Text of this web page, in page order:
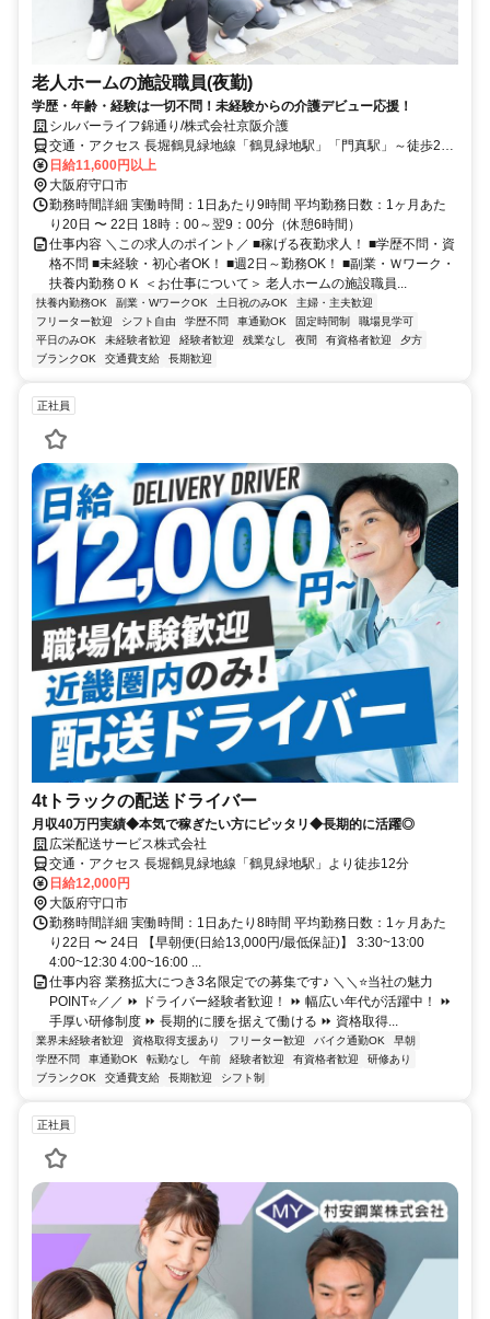
老人ホームの施設職員(夜勤)
学歴・年齢・経験は一切不問！未経験からの介護デビュー応援！
シルバーライフ錦通り/株式会社京阪介護
交通・アクセス 長堀鶴見緑地線「鶴見緑地駅」「門真駅」～徒歩20
分＊車通勤OK（駐車場あり）
日給11,600円以上
大阪府守口市
勤務時間詳細 実働時間：1日あたり9時間 平均勤務日数：1ヶ月あた
り20日 〜 22日 18時：00～翌9：00分（休憩6時間）
仕事内容 ＼この求人のポイント／ ■稼げる夜勤求人！ ■学歴不問・資
格不問 ■未経験・初心者OK！ ■週2日～勤務OK！ ■副業・Ｗワーク・
扶養内勤務ＯＫ ＜お仕事について＞ 老人ホームの施設職員...
扶養内勤務OK 副業・WワークOK 土日祝のみOK
主婦・主夫歓迎
フリーター歓迎
シフト自由 学歴不問 車通勤OK 固定時間制
職場見学可
平日のみOK
未経験者歓迎 経験者歓迎 残業なし 夜間 有資格者歓迎
夕方
ブランクOK
交通費支給 長期歓迎
正社員
4tトラックの配送ドライバー
月収40万円実績◆本気で稼ぎたい方にピッタリ◆長期的に活躍◎
広栄配送サービス株式会社
交通・アクセス 長堀鶴見緑地線「鶴見緑地駅」より徒歩12分
日給12,000円
大阪府守口市
勤務時間詳細 実働時間：1日あたり8時間 平均勤務日数：1ヶ月あた
り22日 〜 24日 【早朝便(日給13,000円/最低保証)】 3:30~13:00
4:00~12:30 4:00~16:00 ...
仕事内容 業務拡大につき3名限定での募集です♪ ＼＼⭐当社の魅力
POINT⭐／／ ⏩ ドライバー経験者歓迎！ ⏩ 幅広い年代が活躍中！ ⏩
手厚い研修制度 ⏩ 長期的に腰を据えて働ける ⏩ 資格取得...
業界未経験者歓迎 資格取得支援あり フリーター歓迎 バイク通勤OK
早朝
学歴不問
車通勤OK 転勤なし 午前 経験者歓迎 有資格者歓迎
研修あり
ブランクOK
交通費支給 長期歓迎 シフト制
正社員